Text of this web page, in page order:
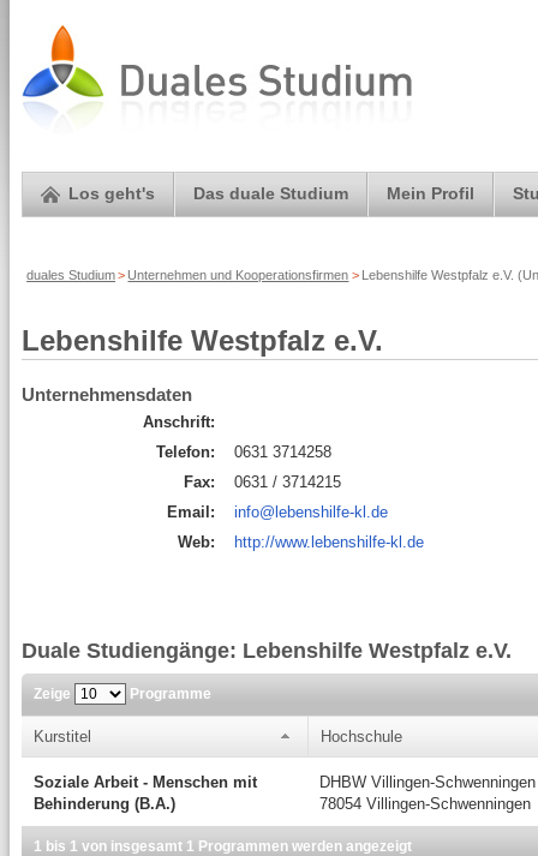
Los geht's Das duale Studium Mein Profil
duales Studium> Unternehmen und Kooperationsfirmen > Lebenshilfe Westpfalz e.V.
Lebenshilfe Westpfalz e.V.
Unternehmensdaten
Anschrift:
Telefon:
0631 3714258
Fax:
0631 / 3714215
Email:
info@lebenshilfe-kl.de
Web:
http://www.lebenshilfe-kl.de
Duale Studiengänge: Lebenshilfe Westpfalz e.V.
Zeige Programme
Kurstitel Hochschule
Soziale Arbeit - Menschen mit
Behinderung (B.A.)
DHBW Villingen-Schwenningen
78054 Villingen-Schwenningen
1 bis 1 von insgesamt 1 Programmen werden angezeigt